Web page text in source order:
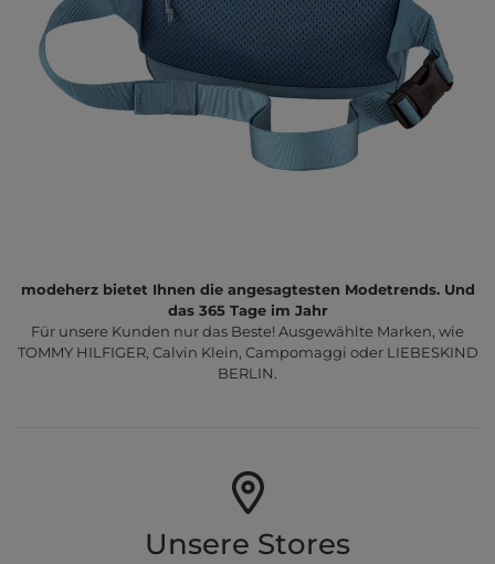
modeherz bietet Ihnen die angesagtesten Modetrends. Und
das 365 Tage im Jahr
Für unsere Kunden nur das Beste! Ausgewählte Marken, wie
TOMMY HILFIGER, Calvin Klein, Campomaggi oder LIEBESKIND
BERLIN.
Unsere Stores